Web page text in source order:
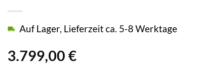
3.799,00 €
Auf Lager, Lieferzeit ca. 5-8 Werktage